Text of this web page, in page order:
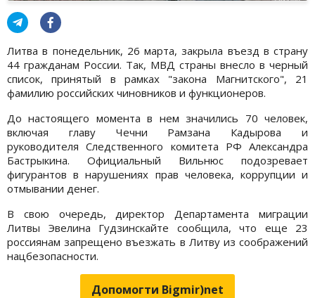
Литва в понедельник, 26 марта, закрыла въезд в страну
44 гражданам России. Так, МВД страны внесло в черный
список, принятый в рамках "закона Магнитского", 21
фамилию российских чиновников и функционеров.
До настоящего момента в нем значились 70 человек,
включая главу Чечни Рамзана Кадырова и
руководителя Следственного комитета РФ Александра
Бастрыкина. Официальный Вильнюс подозревает
фигурантов в нарушениях прав человека, коррупции и
отмывании денег.
В свою очередь, директор Департамента миграции
Литвы Эвелина Гудзинскайте сообщила, что еще 23
россиянам запрещено въезжать в Литву из соображений
нацбезопасности.
Допомогти Bigmir)net